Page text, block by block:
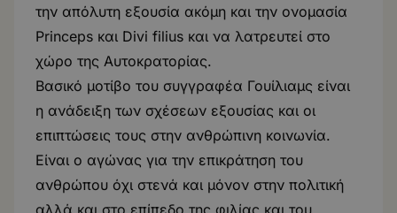
την απόλυτη εξουσία ακόμη και την ονομασία
Princeps και Divi filius και να λατρευτεί στο
χώρο της Αυτοκρατορίας.
Βασικό μοτίβο του συγγραφέα Γουίλιαμς είναι
η ανάδειξη των σχέσεων εξουσίας και οι
επιπτώσεις τους στην ανθρώπινη κοινωνία.
Είναι ο αγώνας για την επικράτηση του
ανθρώπου όχι στενά και μόνον στην πολιτική
αλλά και στο επίπεδο της φιλίας και του